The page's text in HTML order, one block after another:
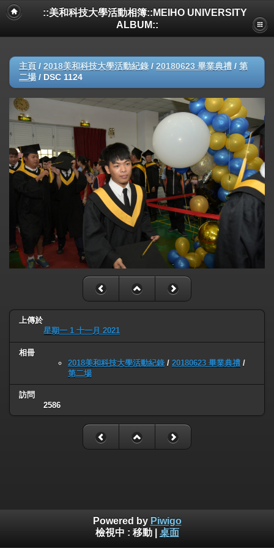
::美和科技大學活動相簿::MEIHO UNIVERSITY
ALBUM::
主頁 / 2018美和科技大學活動紀錄 / 20180623 畢業典禮 / 第
二場 / DSC 1124
上傳於
星期一 1 十一月 2021
相冊
2018美和科技大學活動紀錄 / 20180623 畢業典禮 /
第二場
訪問
2586
Powered by Piwigo
檢視中 : 移動| 桌面